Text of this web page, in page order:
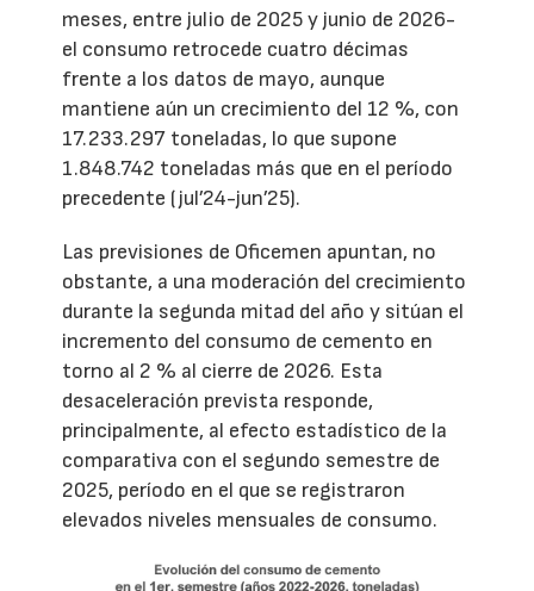
meses, entre julio de 2025 y junio de 2026-
el consumo retrocede cuatro décimas
frente a los datos de mayo, aunque
mantiene aún un crecimiento del 12 %, con
17.233.297 toneladas, lo que supone
1.848.742 toneladas más que en el período
precedente (jul’24-jun’25).
Las previsiones de Oficemen apuntan, no
obstante, a una moderación del crecimiento
durante la segunda mitad del año y sitúan el
incremento del consumo de cemento en
torno al 2 % al cierre de 2026. Esta
desaceleración prevista responde,
principalmente, al efecto estadístico de la
comparativa con el segundo semestre de
2025, período en el que se registraron
elevados niveles mensuales de consumo.